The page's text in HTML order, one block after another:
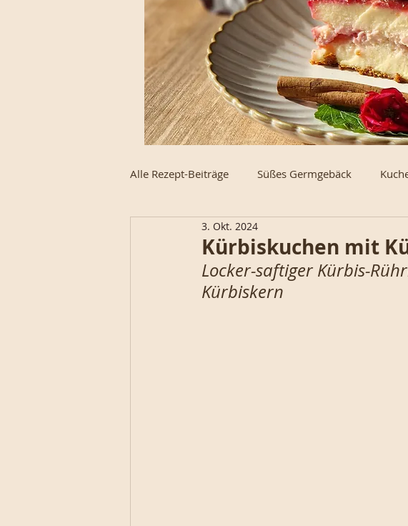
Alle Rezept-Beiträge Süßes Germgebäck
Schnecke des Monats
High-Protein Strudel, Stollen und Rouladen
Kürbiskuchen mit
3. Okt. 2024
Locker-saftiger Kürbis-
Kürbiskern